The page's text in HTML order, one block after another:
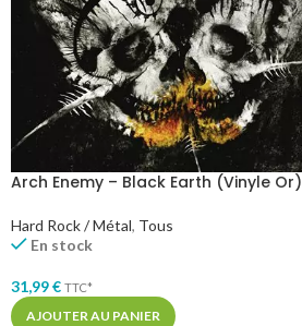
Arch Enemy – Black Earth (Vinyle Or)
Hard Rock / Métal, Tous
En stock
31,99€ TTC*
AJOUTER AU PANIER